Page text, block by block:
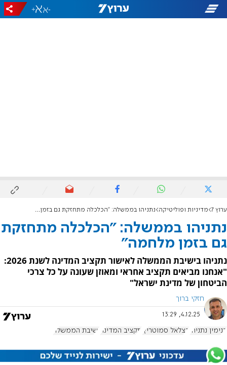
-
+
ערוץ 7 מדיניות ופוליטיקה נתניהו בממשלה: "הכלכלה מתחזקת גם בזמן מלחמה"
נתניהו בממשלה: "הכלכלה מתחזקת
גם בזמן מלחמה"
נתניהו בישיבת הממשלה לאישור תקציב המדינה לשנת 2026:
"אנחנו מביאים תקציב אחראי ומאוזן שעונה על כל צרכי
הביטחון של מדינת ישראל"
חזקי ברוך
4.12.25, 13:29
בנימין נתניהו בצלאל סמוטריץ' תקציב המדינה ישיבת הממשלה